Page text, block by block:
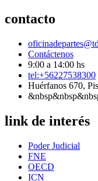
contacto
Contáctenos
9:00 a 14:00 hs
tel:+56227538300
Huérfanos 670,
link de interés
Poder Judicial
FNE
OECD
ICN